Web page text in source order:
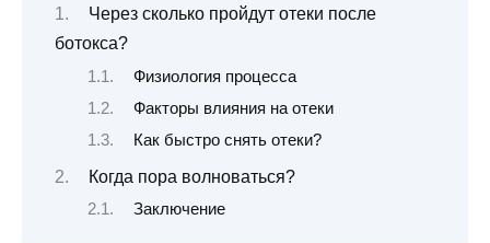
Через сколько пройдут отеки после
ботокса?
Физиология процесса
Факторы влияния на отеки
Как быстро снять отеки?
Когда пора волноваться?
Заключение